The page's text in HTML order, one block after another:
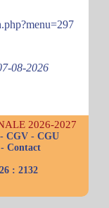
08-2026
2026-2027
- CGV - CGU
- Contact
: 2132